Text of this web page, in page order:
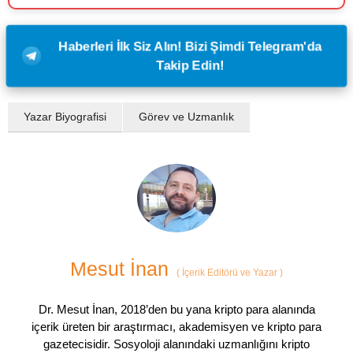
Haberleri İlk Siz Alın! Bizi Şimdi Telegram'da
Takip Edin!
Yazar Biyografisi Görev ve Uzmanlık
Mesut İnan ( İçerik Editörü ve Yazar )
Dr. Mesut İnan, 2018’den bu yana kripto para alanında
içerik üreten bir araştırmacı, akademisyen ve kripto para
gazetecisidir. Sosyoloji alanındaki uzmanlığını kripto